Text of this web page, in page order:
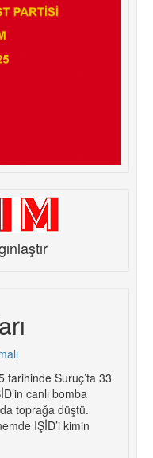
tarihinde Suruç’ta 33
canlı bomba
toprağa düştü.
IŞİD’i kimin